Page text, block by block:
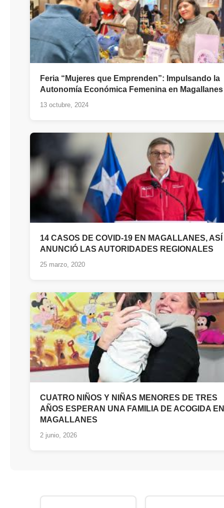
Feria “Mujeres que Emprenden”: Impulsando la
Autonomía Económica Femenina en Magallanes
13 octubre, 2024
14 CASOS DE COVID-19 EN MAGALLANES, ASÍ
ANUNCIÓ LAS AUTORIDADES REGIONALES
25 marzo, 2020
CUATRO NIÑOS Y NIÑAS MENORES DE TRES
AÑOS ESPERAN UNA FAMILIA DE ACOGIDA EN
MAGALLANES
2 junio, 2026